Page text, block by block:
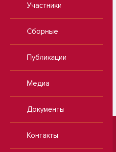
Участники
Сборные
Публикации
Медиа
Документы
Контакты